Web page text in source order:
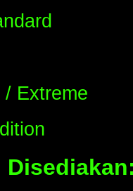
Extreme